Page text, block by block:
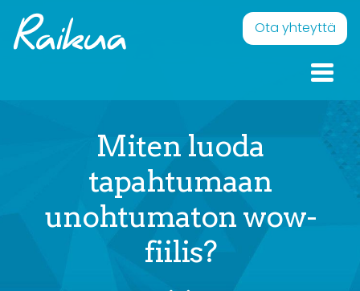
Skip to content
Raikua
Eläväistä pintaa – Onnellisia ilmeitä Ota yhteyttä
Miten luoda
tapahtumaan
unohtumaton wow-
fiilis?